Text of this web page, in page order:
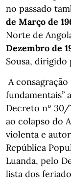
no passado
de Março de
Norte de
Dezembro de
Sousa, dirigido
A
fundamentais”
Decreto nº 30/
ao colapso do
violenta e
República
Luanda, pelo
lista dos